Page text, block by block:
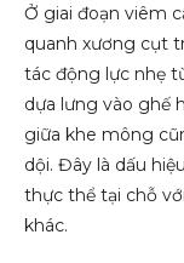
Ở giai đoạn viêm
quanh xương cụt
tác động lực nhẹ
dựa lưng vào ghế
giữa khe mông
dội. Đây là dấu
thực thể tại chỗ
khác.